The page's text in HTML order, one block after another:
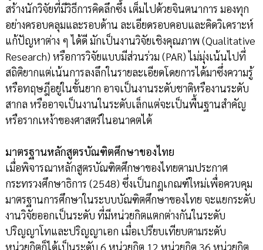
สร้างนักวิจัยที่มีวิธีการคิดลึกซึ้ง เต็มไปด้วยจินตนาการ มองทุก
อย่างครอบคลุมและรอบด้าน ละเอียดรอบคอบและคิดวิเคราะห์
แก้ปัญหาต่าง ๆ ได้ดี มักเป็นงานวิจัยเชิงคุณภาพ (Qualitative
Research) หรือการวิจัยแบบมีส่วนร่วม (PAR) ไม่มุ่งเน้นไปที่
สถิติยากแต่เน้นการลงลึกในรายละเอียดโดยการได้มาซึ่งความรู้
หรือทฤษฎีอยู่ในขั้นยาก อาจเป็นงานระดับชาติหรืองานระดับ
สากล หรืออาจเป็นงานในระดับเล็กแต่จะเป็นพื้นฐานสำคัญ
หรือรากเหง้าของศาสตร์ในอนาคตได้
มาตรฐานหลักสูตรบัณฑิตศึกษาของไทย
เมื่อพิจารณาหลักสูตรบัณฑิตศึกษาของไทยตามประกาศ
กระทรวงศึกษาธิการ (2548) ซึ่งเป็นกฎเกณฑ์ใหม่เพื่อควบคุม
มาตรฐานการศึกษาในระบบบัณฑิตศึกษาของไทย จะแยกระดับ
งานวิจัยออกเป็นระดับ ที่มีหน่วยกิตแตกต่างกันในระดับ
ปริญญาโทและปริญญาเอก เมื่อเปรียบเทียบตามระดับ
หน่วยกิตก็ได้เป็นระดับ 6 หน่วยกิต 12 หน่วยกิต 36 หน่วยกิต